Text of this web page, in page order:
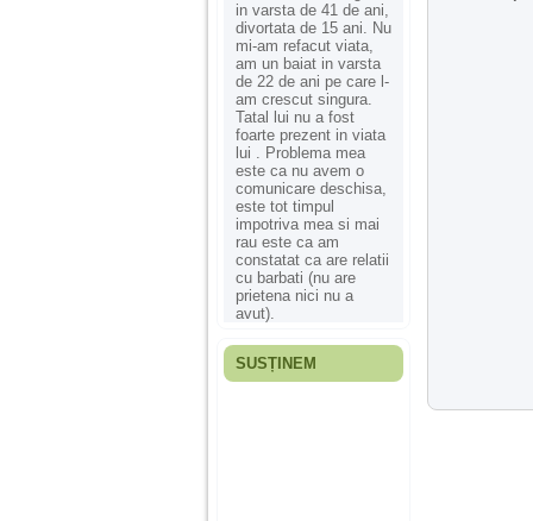
in varsta de 41 de ani,
divortata de 15 ani. Nu
mi-am refacut viata,
am un baiat in varsta
de 22 de ani pe care l-
am crescut singura.
Tatal lui nu a fost
foarte prezent in viata
lui . Problema mea
este ca nu avem o
comunicare deschisa,
este tot timpul
impotriva mea si mai
rau este ca am
constatat ca are relatii
cu barbati (nu are
prietena nici nu a
avut).
Fiica mea s-a nascut
SUSȚINEM